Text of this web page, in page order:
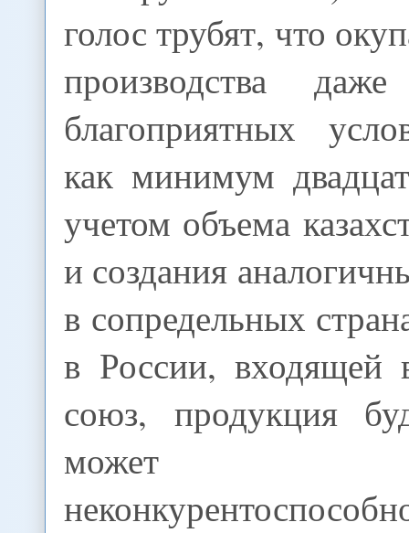
голос трубят, что
производства
благоприятных
как минимум
учетом объема
и создания
в сопредельных
в России, входящей
союз, продукция
может